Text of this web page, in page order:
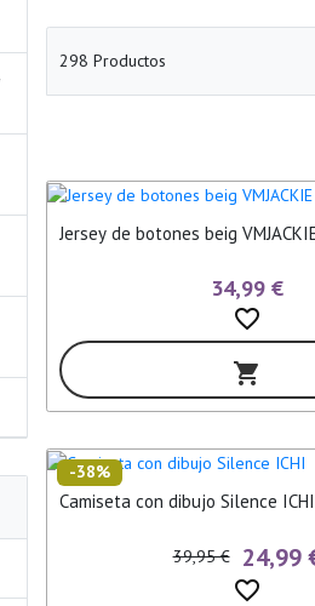
298 Productos
Jersey de botones beig
34,99 €
favorite_border
shopping_cart
Camiseta con dibujo Silence ICHI
-38%
39,95 € 24,99
favorite_border